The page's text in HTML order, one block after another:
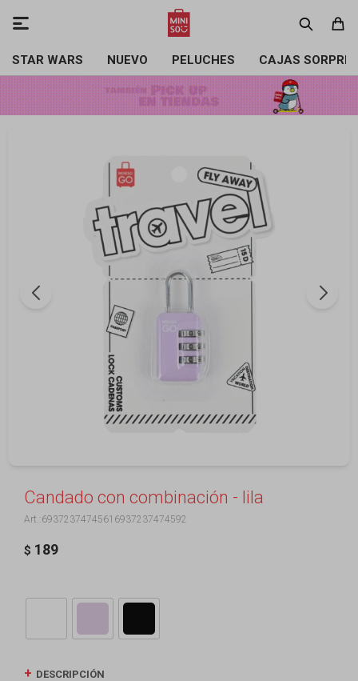
STAR WARS NUEVO PELUCHES CAJAS

Candado con combinación - lila
69372374745616937237474592
$ 189
DESCRIPCIÓN